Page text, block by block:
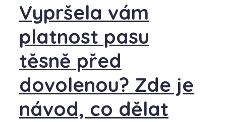
Vypršela vám
platnost pasu
těsně před
dovolenou? Zde je
návod, co dělat